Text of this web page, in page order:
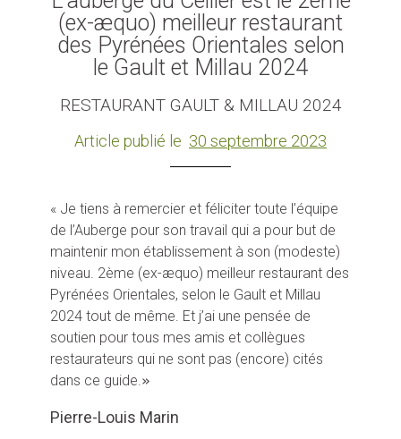
(ex-æquo) meilleur restaurant
des Pyrénées Orientales selon
le Gault et Millau 2024
RESTAURANT GAULT & MILLAU 2024
Article publié le 30 septembre 2023
« Je tiens à remercier et féliciter toute l’équipe
de l’Auberge pour son travail qui a pour but de
maintenir mon établissement à son (modeste)
niveau. 2ème (ex-æquo) meilleur restaurant des
Pyrénées Orientales, selon le Gault et Millau
2024 tout de même. Et j’ai une pensée de
soutien pour tous mes amis et collègues
restaurateurs qui ne sont pas (encore) cités
dans ce guide.»
Pierre-Louis Marin